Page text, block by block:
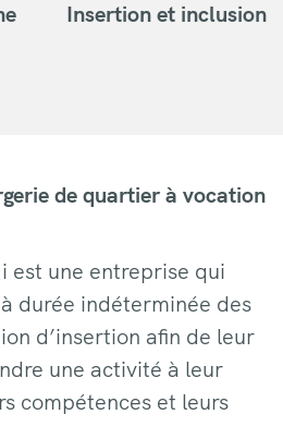
Insertion et inclusion
de quartier à vocation
est une entreprise qui
durée indéterminée des
d’insertion afin de leur
une activité à leur
compétences et leurs